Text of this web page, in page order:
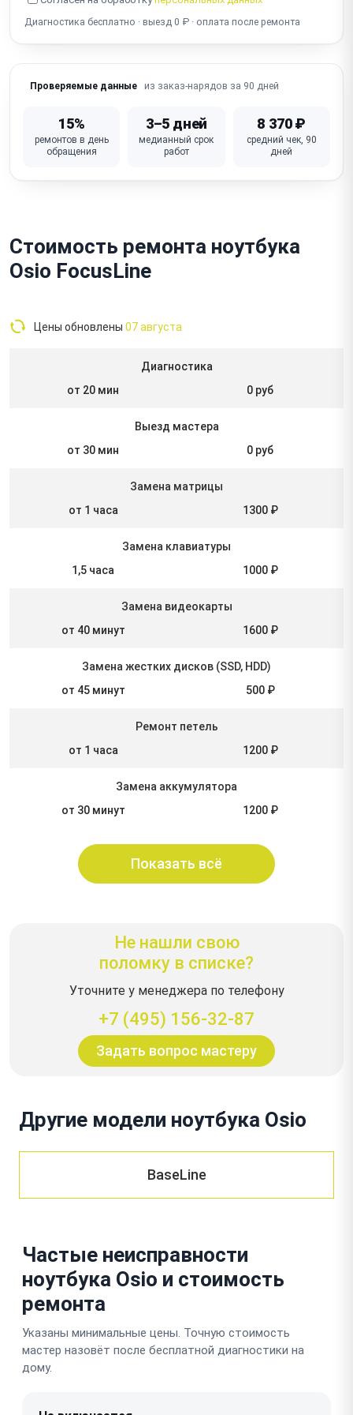
Разбит экран
Диагностика бесплатно · выезд 0 ₽ · оплата после ремонта
Проверяемые данные из заказ-нарядов за 90 дней
15%
ремонтов в день
обращения
3–5 дней
медианный срок
работ
8 370 ₽
средний чек, 90
дней
Стоимость ремонта ноутбука
Osio FocusLine
Цены обновлены 07 августа
Диагностика
от 20 мин
0 руб
Выезд мастера
от 30 мин
0 руб
Замена матрицы
от 1 часа
1300 ₽
Замена клавиатуры
1,5 часа
1000 ₽
Замена видеокарты
от 40 минут
1600 ₽
Замена жестких дисков (SSD, HDD)
от 45 минут
500 ₽
Ремонт петель
от 1 часа
1200 ₽
Замена аккумулятора
от 30 минут
1200 ₽
Показать всё
Не нашли свою
поломку в списке?
Уточните у менеджера по телефону
+7 (495) 156-32-87
Задать вопрос мастеру
Другие модели ноутбука Osio
BaseLine
Частые неисправности
ноутбука Osio и стоимость
ремонта
Указаны минимальные цены. Точную стоимость
мастер назовёт после бесплатной диагностики на
дому.